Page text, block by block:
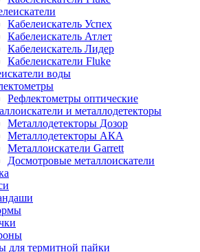
Кабелеискатель Успех
Кабелеискатель Атлет
Кабелеискатель Лидер
Кабелеискатели Fluke
воды
Рефлектометры оптические
и металлодетекторы
Металлодетекторы Дозор
Металлодетекторы АКА
Металлоискатели Garrett
Досмотровые металлоискатели
для термитной пайки